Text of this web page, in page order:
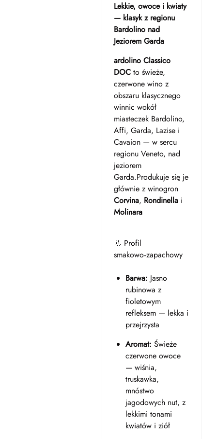
Lekkie, owoce i kwiaty
— klasyk z regionu
Bardolino nad
Jeziorem Garda
ardolino Classico
DOCto świeże,
czerwone wino z
obszaru klasycznego
winnic wokół
miasteczek Bardolino,
Affi, Garda, Lazise i
Cavaion — w sercu
regionu Veneto, nad
jeziorem
Garda.Produkuje się je
głównie z winogron
Corvina, Rondinellai
Molinara
👃 Profil
smakowo‑zapachowy
Barwa: Jasno
rubinowa z
fioletowym
refleksem — lekka i
przejrzysta
Aromat: Świeże
czerwone owoce
— wiśnia,
truskawka,
mnóstwo
jagodowych nut, z
lekkimi tonami
kwiatów i ziół